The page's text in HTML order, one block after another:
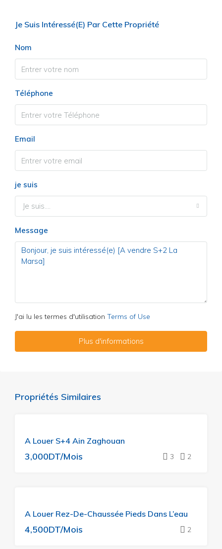
Je Suis Intéressé(e) Par Cette Propriété
Nom
Téléphone
Email
je suis
Je suis....
Message
J'ai lu les termes d'utilisation Terms of Use
Plus d'informations
Propriétés Similaires
LOUER
A Louer S+4 Ain Zaghouan
3,000DT/Mois 3 2
LOUER
A Louer Rez-De-Chaussée Pieds Dans L’eau
4,500DT/Mois 2